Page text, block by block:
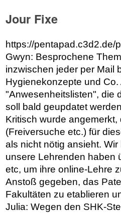
Jour Fixe
https://pentapad.c3d2.de/
Gwyn: Besprochene
inzwischen jeder per Mail
Hygienekonzepte und
"Anwesenheitslisten", die
soll bald geupdatet
Kritisch wurde
(Freiversuche etc.) für
als nicht nötig ansieht.
unsere Lehrenden haben
etc, um ihre online-Lehre
Anstoß gegeben, das
Fakultäten zu etablieren
Julia: Wegen den SHK-